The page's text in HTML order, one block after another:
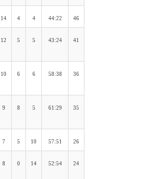
14 4 4 44:22 46
12 5 5 43:24 41
10 6 6 58:38 36
9 8 5 61:29 35
7 5 10 57:51 26
8 0 14 52:54 24